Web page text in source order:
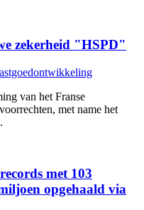
zekerheid "HSPD"
van het Franse
met name het
met 103
opgehaald via